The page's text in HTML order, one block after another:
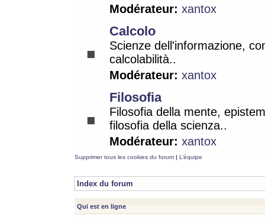
Modérateur: xantox
Calcolo
Scienze dell'informazione,
calcolabilità..
Modérateur: xantox
Filosofia
Filosofia della mente,
filosofia della scienza..
Modérateur: xantox
Supprimer tous les cookies du forum | L’équipe
Index du forum
Qui est en ligne